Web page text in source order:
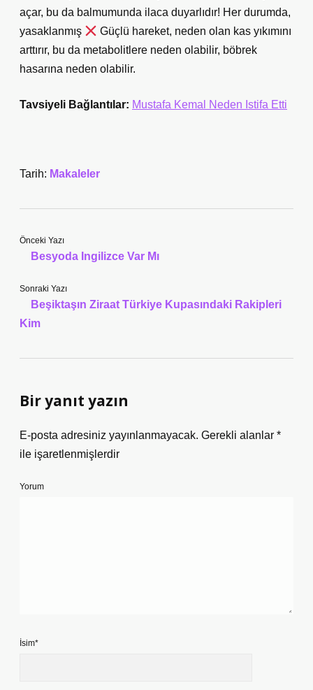
açar, bu da balmumunda ilaca duyarlıdır! Her durumda,
yasaklanmış
Güçlü hareket, neden olan kas yıkımını
arttırır, bu da metabolitlere neden olabilir, böbrek
hasarına neden olabilir.
Tavsiyeli Bağlantılar: Mustafa Kemal Neden Istifa Etti
Tarih: Makaleler
Önceki Yazı
Besyoda Ingilizce Var Mı
Sonraki Yazı
Beşiktaşın Ziraat Türkiye Kupasındaki Rakipleri
Kim
Bir yanıt yazın
E-posta adresiniz yayınlanmayacak. Gerekli alanlar *
ile işaretlenmişlerdir
Yorum
İsim*